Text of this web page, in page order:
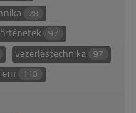
28
97
vezérléstechnika 97
110